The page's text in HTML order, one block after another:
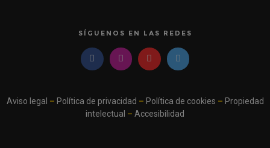
SÍGUENOS EN LAS REDES
Aviso legal – Política de privacidad – Política de cookies – Propiedad
intelectual – Accesibilidad